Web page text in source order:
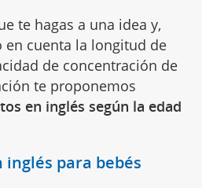
te hagas a una idea y,
cuenta la longitud de
de concentración de
te proponemos
en inglés según la edad
inglés para bebés